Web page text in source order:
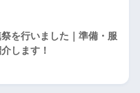
祭を行いました｜準備・服
します！